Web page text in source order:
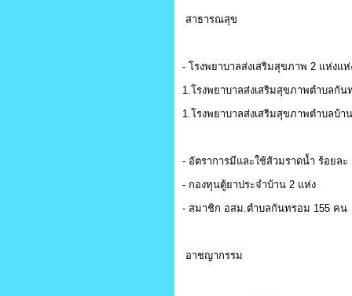
สาธารณสุข
- โรงพยาบาลส่งเสริมสุขภาพ 2 แห่งแห่
1.โรงพยาบาลส่งเสริมสุขภาพตำบล
1.โรงพยาบาลส่งเสริมสุขภาพตำบลบ้
- อัตราการมีและใช้ส้วมราดน้ำ ร้อยละ
- กองทุนตู้ยาประจำบ้าน 2 แห่ง
- สมาชิก อสม.ตำบลกันทรอม 155 คน
อาชญากรรม